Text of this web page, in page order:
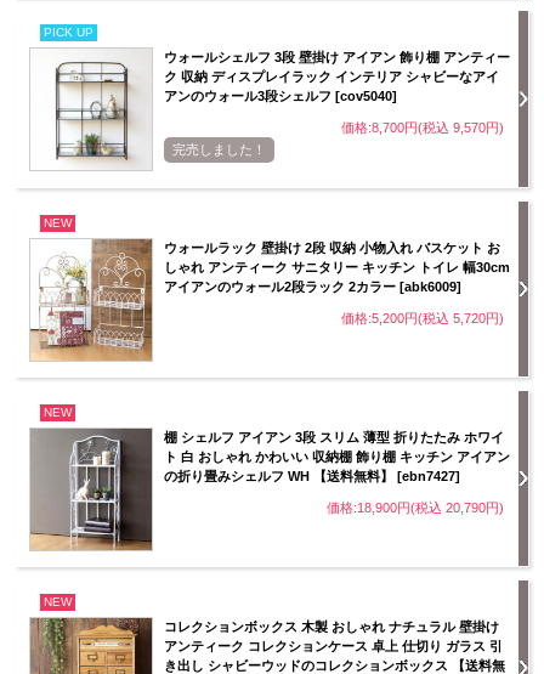
PICK UP
ウォールシェルフ 3段 壁掛け アイアン 飾り棚 アンティー
ク 収納 ディスプレイラック インテリア シャビーなアイ
アンのウォール3段シェルフ [cov5040]
価格:8,700円(税込 9,570円)
完売しました！
NEW
ウォールラック 壁掛け 2段 収納 小物入れ バスケット お
しゃれ アンティーク サニタリー キッチン トイレ 幅30cm
アイアンのウォール2段ラック 2カラー [abk6009]
価格:5,200円(税込 5,720円)
NEW
棚 シェルフ アイアン 3段 スリム 薄型 折りたたみ ホワイ
ト 白 おしゃれ かわいい 収納棚 飾り棚 キッチン アイアン
の折り畳みシェルフ WH 【送料無料】 [ebn7427]
価格:18,900円(税込 20,790円)
NEW
コレクションボックス 木製 おしゃれ ナチュラル 壁掛け
アンティーク コレクションケース 卓上 仕切り ガラス 引
き出し シャビーウッドのコレクションボックス 【送料無